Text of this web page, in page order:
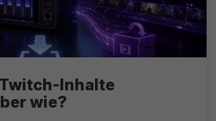
Inhalte
wie?